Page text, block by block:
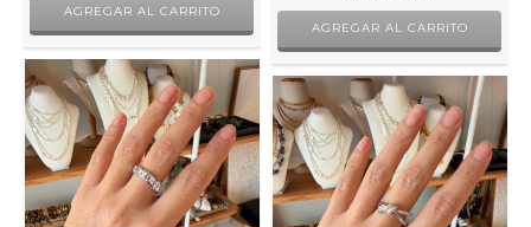
AGREGAR AL CARRITO
AGREGAR AL CARRITO